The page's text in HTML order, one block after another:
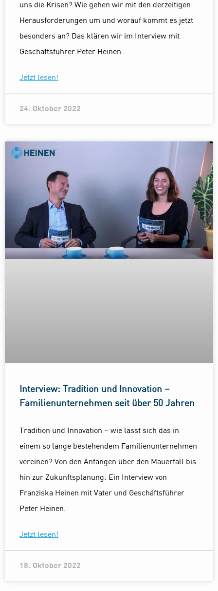
uns die Krisen? Wie gehen wir mit den derzeitigen
Herausforderungen um und worauf kommt es jetzt
besonders an? Das klären wir im Interview mit
Geschäftsführer Peter Heinen.
Jetzt lesen!
24. Oktober 2022
Interview: Tradition und Innovation –
Familienunternehmen seit über 50 Jahren
Tradition und Innovation – wie lässt sich das in
einem so lange bestehendem Familienunternehmen
vereinen? Von den Anfängen über den Mauerfall bis
hin zur Zukunftsplanung: Ein Interview von
Franziska Heinen mit Vater und Geschäftsführer
Peter Heinen.
Jetzt lesen!
18. Oktober 2022